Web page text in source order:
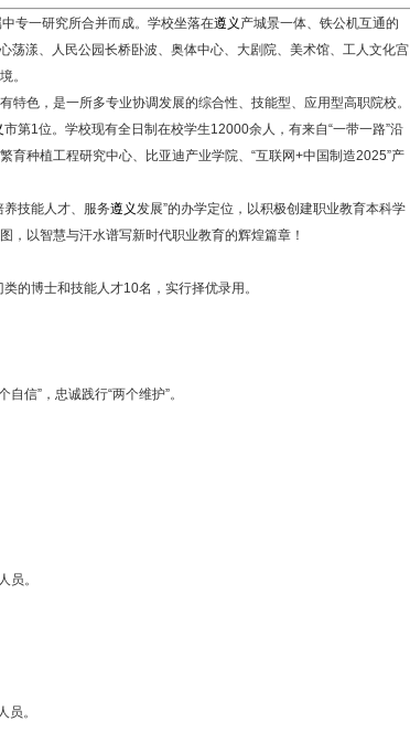
专一研究所合并而成。学校坐落在遵义 产城景一体、铁公机互通的
漾、人民公园长桥卧波、奥体中心、大剧院、美术馆、工人文化宫
。
色，是一所多专业协调发展的综合性、技能型、应用型高职院校。
市第1位。学校现有全日制在校学生12000余人，有来自“一带一路”沿
育种植工程研究中心、比亚迪产业学院、“互联网+中国制造2025”产
技能人才、服务遵义发展”的办学定位，以积极创建职业教育本科学
，以智慧与汗水谱写新时代职业教育的辉煌篇章！
的博士和技能人才10名，实行择优录用。
信”，忠诚践行“两个维护”。
员。
。